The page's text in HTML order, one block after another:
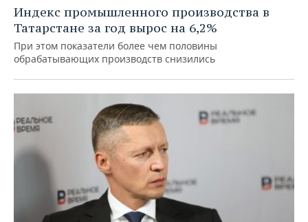
Индекс промышленного производства в
Татарстане за год вырос на 6,2%
При этом показатели более чем половины
обрабатывающих производств снизились